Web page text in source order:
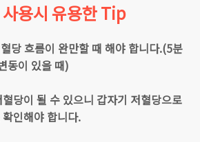
사용시 유용한 Tip
당 흐름이 완만할 때 해야 합니다.(5분
동이 있을 때)
당이 될 수 있으니 갑자기 저혈당으로
인해야 합니다.